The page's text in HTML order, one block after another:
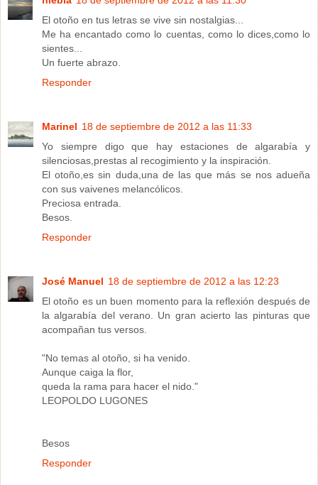
El otoño en tus letras se vive sin nostalgias...
Me ha encantado como lo cuentas, como lo dices,como lo
sientes...
Un fuerte abrazo.
Responder
Marinel 18 de septiembre de 2012 a las 11:33
Yo siempre digo que hay estaciones de algarabía y
silenciosas,prestas al recogimiento y la inspiración.
El otoño,es sin duda,una de las que más se nos adueña
con sus vaivenes melancólicos.
Preciosa entrada.
Besos.
Responder
José Manuel 18 de septiembre de 2012 a las 12:23
El otoño es un buen momento para la reflexión después de
la algarabía del verano. Un gran acierto las pinturas que
acompañan tus versos.
"No temas al otoño, si ha venido.
Aunque caiga la flor,
queda la rama para hacer el nido."
LEOPOLDO LUGONES
Besos
Responder